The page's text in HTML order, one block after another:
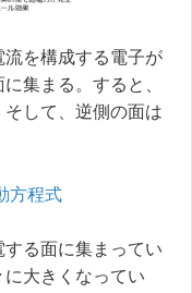
を構成する電子が
集まる。すると、
して、逆側の面は
方程式
る面に集まってい
に大きくなってい